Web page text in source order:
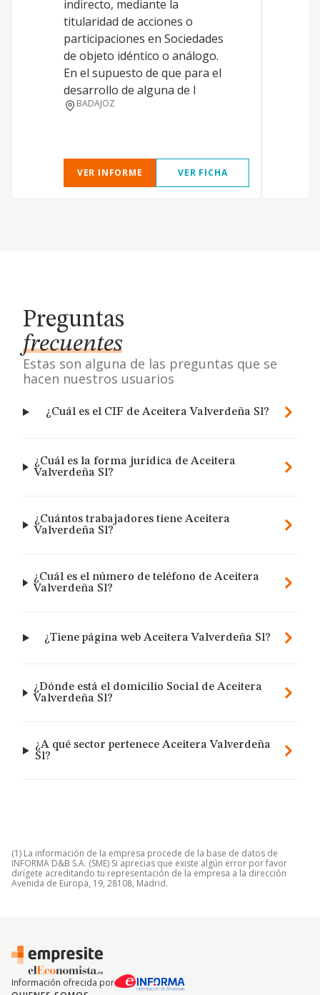
indirecto, mediante la
titularidad de acciones o
participaciones en Sociedades
de objeto idéntico o análogo.
En el supuesto de que para el
desarrollo de alguna de l
BADAJOZ
VER INFORME VER FICHA
Preguntas
frecuentes
Estas son alguna de las preguntas que se
hacen nuestros usuarios
¿Cuál es el CIF de Aceitera Valverdeña Sl?
¿Cuál es la forma jurídica de Aceitera
Valverdeña Sl?
¿Cuántos trabajadores tiene Aceitera
Valverdeña Sl?
¿Cuál es el número de teléfono de Aceitera
Valverdeña Sl?
¿Tiene página web Aceitera Valverdeña Sl?
¿Dónde está el domicilio Social de Aceitera
Valverdeña Sl?
¿A qué sector pertenece Aceitera Valverdeña
Sl?
(1) La información de la empresa procede de la base de datos de
INFORMA D&B S.A. (SME) Si aprecias que existe algún error por favor
dirígete acreditando tu representación de la empresa a la dirección
Avenida de Europa, 19, 28108, Madrid.
Información ofrecida por